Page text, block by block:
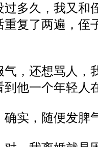
多久， 我又和
重复了两遍，侄
气，还想骂人，
到他一个年轻人
确实，随便发脾